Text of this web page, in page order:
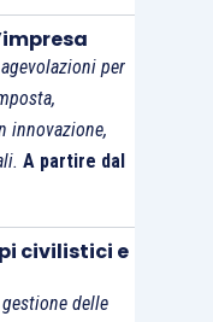
per
innovazione,
A partire dal
civilistici e
delle